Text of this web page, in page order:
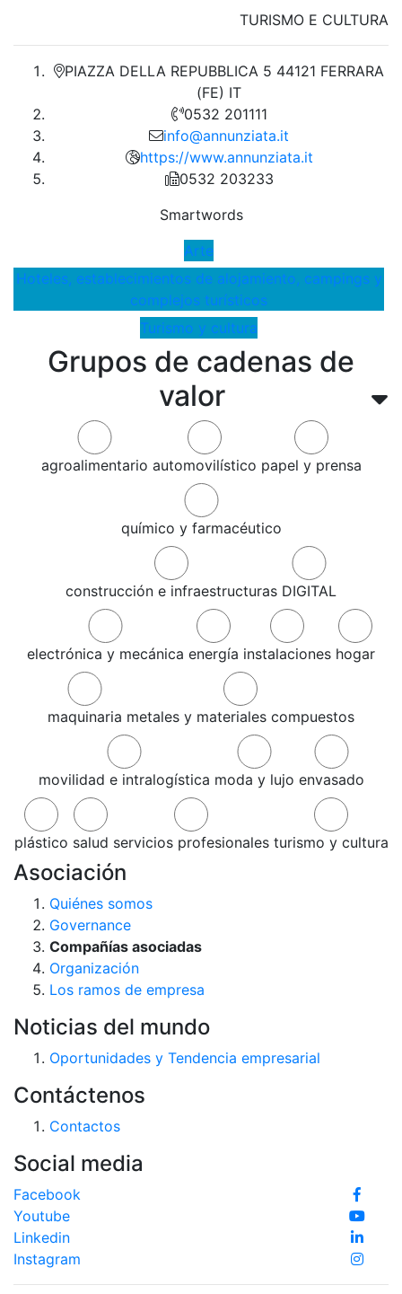
Grupos de cadenas de
valor
agroalimentario automovilístico papel y prensa
químico y farmacéutico
construcción e infraestructuras DIGITAL
electrónica y mecánica energía instalaciones hogar
maquinaria metales y materiales compuestos
movilidad e intralogística moda y lujo envasado
plástico salud servicios profesionales turismo y cultura
TURISMO E CULTURA
PIAZZA DELLA REPUBBLICA 5 44121 FERRARA
(FE) IT
0532 201111
info@annunziata.it
https://www.annunziata.it
0532 203233
Smartwords
Arte
Hoteles, establecimientos de alojamiento, campings y
complejos turísticos
Turismo y cultura
Asociación
Quiénes somos
Governance
Compañías asociadas
Organización
Los ramos de empresa
Noticias del mundo
Oportunidades y Tendencia empresarial
Contáctenos
Contactos
Social media
Facebook
Youtube
Linkedin
Instagram